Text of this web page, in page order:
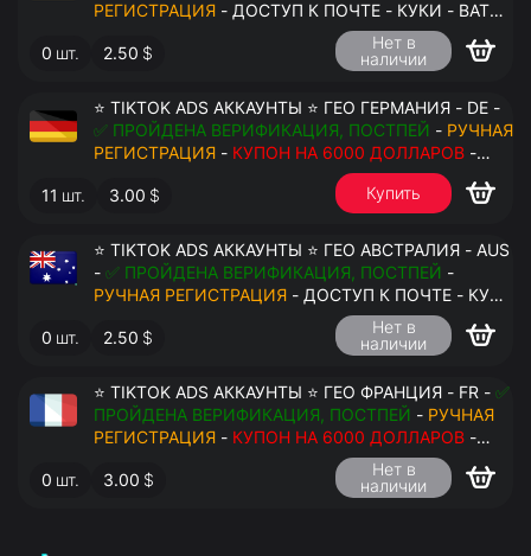
РЕГИСТРАЦИЯ - ДОСТУП К ПОЧТЕ - КУКИ - ВАТ
ЗАПОЛНЕН - ПЕРЕДАЧА В АНТИДЕТЕКТ
0 шт. 2.50 $
Нет в
наличии
⭐ TIKTOK ADS АККАУНТЫ ⭐ ГЕО ГЕРМАНИЯ - DE -
✅ ПРОЙДЕНА ВЕРИФИКАЦИЯ, ПОСТПЕЙ - РУЧНАЯ
РЕГИСТРАЦИЯ - КУПОН НА 6000 ДОЛЛАРОВ -
ДОСТУП К ПОЧТЕ - КУКИ - ВАТ ЗАПОЛНЕН -
ПЕРЕДАЧА В АНТИДЕТЕКТ
11 шт. 3.00 $ Купить
⭐ TIKTOK ADS АККАУНТЫ ⭐ ГЕО АВСТРАЛИЯ - AUS
- ✅ ПРОЙДЕНА ВЕРИФИКАЦИЯ, ПОСТПЕЙ -
РУЧНАЯ РЕГИСТРАЦИЯ - ДОСТУП К ПОЧТЕ - КУКИ
- ВАТ ЗАПОЛНЕН - ПЕРЕДАЧА В АНТИДЕТЕКТ
0 шт. 2.50 $
Нет в
наличии
⭐ TIKTOK ADS АККАУНТЫ ⭐ ГЕО ФРАНЦИЯ - FR - ✅
ПРОЙДЕНА ВЕРИФИКАЦИЯ, ПОСТПЕЙ - РУЧНАЯ
РЕГИСТРАЦИЯ - КУПОН НА 6000 ДОЛЛАРОВ -
ДОСТУП К ПОЧТЕ - КУКИ - ВАТ ЗАПОЛНЕН -
ПЕРЕДАЧА В АНТИДЕТЕКТ
0 шт. 3.00 $
Нет в
наличии